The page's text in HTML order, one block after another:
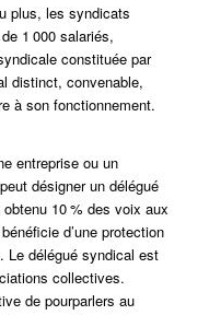
plus, les syndicats
1 000 salariés,
constituée par
distinct, convenable,
à son fonctionnement.
entreprise ou un
désigner un délégué
10 % des voix aux
d’une protection
Le délégué syndical est
collectives.
de pourparlers au